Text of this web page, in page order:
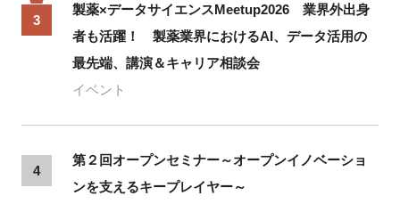
3
製薬×データサイエンスMeetup2026 業界外出身
者も活躍！ 製薬業界におけるAI、データ活用の
最先端、講演＆キャリア相談会
イベント
4
第２回オープンセミナー～オープンイノベーショ
ンを支えるキープレイヤー～